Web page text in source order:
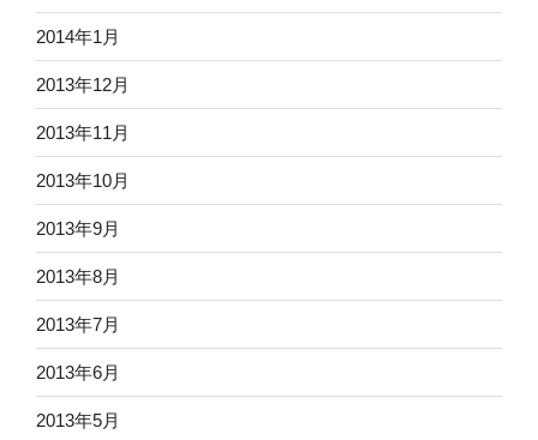
2014年1月
2013年12月
2013年11月
2013年10月
2013年9月
2013年8月
2013年7月
2013年6月
2013年5月